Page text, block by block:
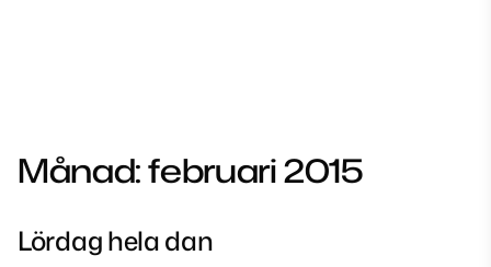
Månad:februari 2015
Lördag hela dan